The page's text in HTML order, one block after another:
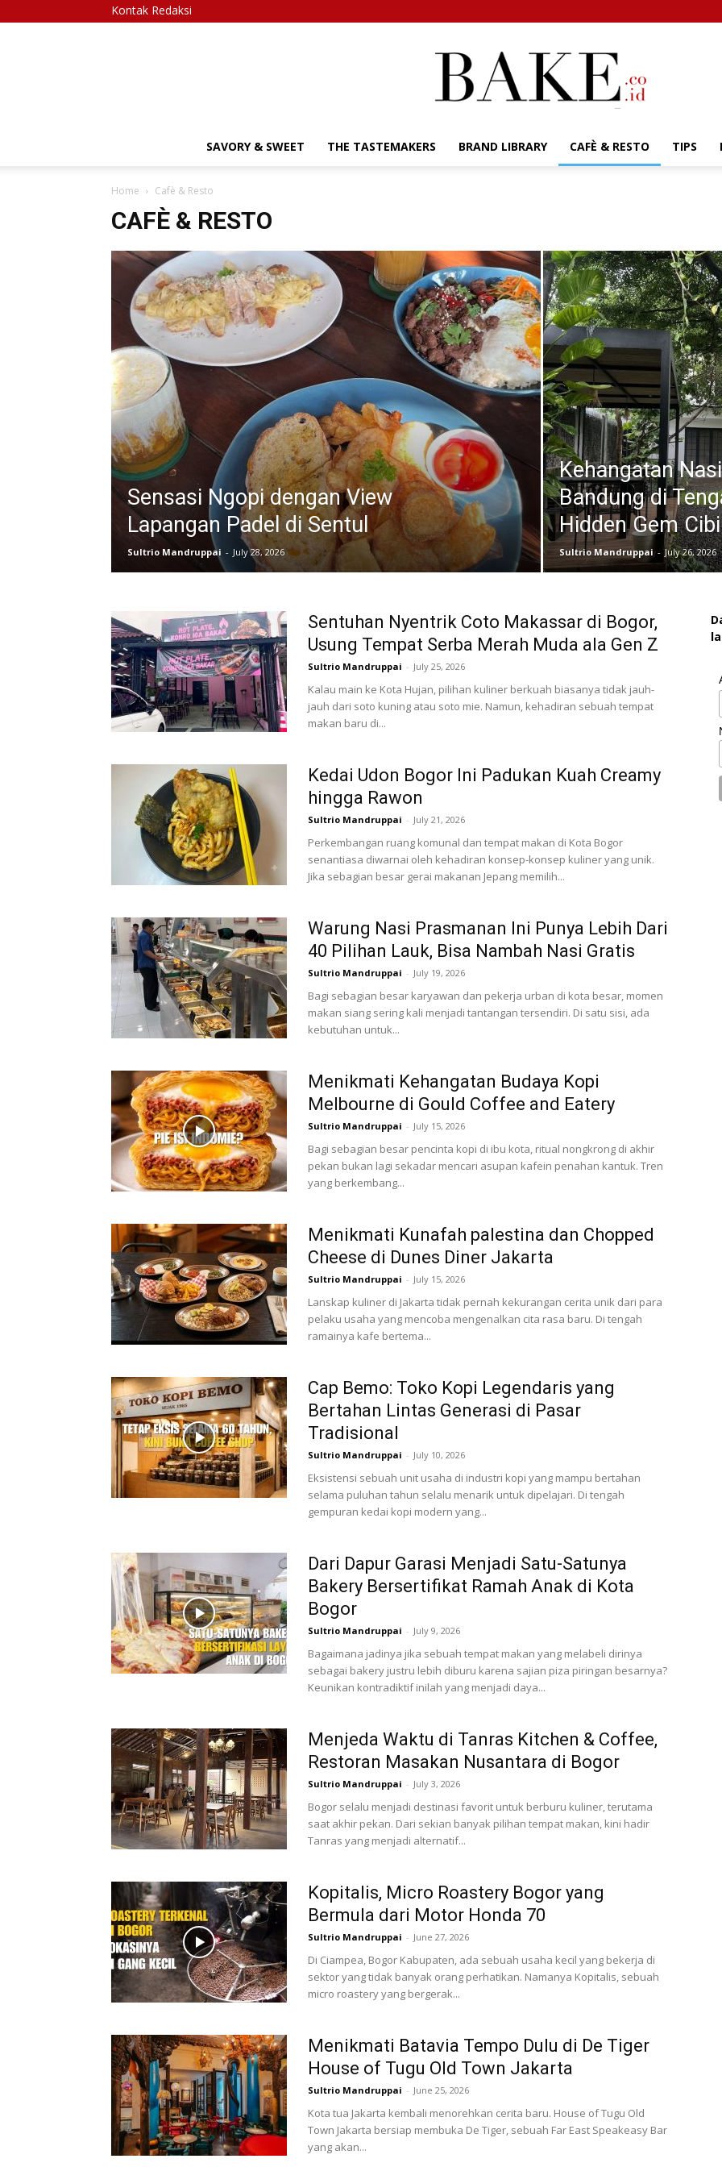
Kontak Redaksi
Bake.co.id
SAVORY & SWEET THE TASTEMAKERS BRAND LIBRARY CAFÈ & RESTO TIPS
Home Cafè & Resto
CAFÈ & RESTO
Sensasi Ngopi dengan View
Lapangan Padel di Sentul
Sultrio Mandruppai - July 28, 2026
Kehangatan
Bandung di
Hidden Gem
Sultrio Mandruppai - July 26, 2026
Sentuhan Nyentrik Coto Makassar di Bogor,
Usung Tempat Serba Merah Muda ala Gen Z
Sultrio Mandruppai - July 25, 2026
Kalau main ke Kota Hujan, pilihan kuliner berkuah biasanya tidak jauh-
jauh dari soto kuning atau soto mie. Namun, kehadiran sebuah tempat
makan baru di...
Kedai Udon Bogor Ini Padukan Kuah Creamy
hingga Rawon
Sultrio Mandruppai - July 21, 2026
Perkembangan ruang komunal dan tempat makan di Kota Bogor
senantiasa diwarnai oleh kehadiran konsep-konsep kuliner yang unik.
Jika sebagian besar gerai makanan Jepang memilih...
Warung Nasi Prasmanan Ini Punya Lebih Dari
40 Pilihan Lauk, Bisa Nambah Nasi Gratis
Sultrio Mandruppai - July 19, 2026
Bagi sebagian besar karyawan dan pekerja urban di kota besar, momen
makan siang sering kali menjadi tantangan tersendiri. Di satu sisi, ada
kebutuhan untuk...
Menikmati Kehangatan Budaya Kopi
Melbourne di Gould Coffee and Eatery
Sultrio Mandruppai - July 15, 2026
Bagi sebagian besar pencinta kopi di ibu kota, ritual nongkrong di akhir
pekan bukan lagi sekadar mencari asupan kafein penahan kantuk. Tren
yang berkembang...
Menikmati Kunafah palestina dan Chopped
Cheese di Dunes Diner Jakarta
Sultrio Mandruppai - July 15, 2026
Lanskap kuliner di Jakarta tidak pernah kekurangan cerita unik dari para
pelaku usaha yang mencoba mengenalkan cita rasa baru. Di tengah
ramainya kafe bertema...
Cap Bemo: Toko Kopi Legendaris yang
Bertahan Lintas Generasi di Pasar
Tradisional
Sultrio Mandruppai - July 10, 2026
Eksistensi sebuah unit usaha di industri kopi yang mampu bertahan
selama puluhan tahun selalu menarik untuk dipelajari. Di tengah
gempuran kedai kopi modern yang...
Dari Dapur Garasi Menjadi Satu-Satunya
Bakery Bersertifikat Ramah Anak di Kota
Bogor
Sultrio Mandruppai - July 9, 2026
Bagaimana jadinya jika sebuah tempat makan yang melabeli dirinya
sebagai bakery justru lebih diburu karena sajian piza piringan besarnya?
Keunikan kontradiktif inilah yang menjadi daya...
Menjeda Waktu di Tanras Kitchen & Coffee,
Restoran Masakan Nusantara di Bogor
Sultrio Mandruppai - July 3, 2026
Bogor selalu menjadi destinasi favorit untuk berburu kuliner, terutama
saat akhir pekan. Dari sekian banyak pilihan tempat makan, kini hadir
Tanras yang menjadi alternatif...
Kopitalis, Micro Roastery Bogor yang
Bermula dari Motor Honda 70
Sultrio Mandruppai - June 27, 2026
Di Ciampea, Bogor Kabupaten, ada sebuah usaha kecil yang bekerja di
sektor yang tidak banyak orang perhatikan. Namanya Kopitalis, sebuah
micro roastery yang bergerak...
Menikmati Batavia Tempo Dulu di De Tiger
House of Tugu Old Town Jakarta
Sultrio Mandruppai - June 25, 2026
Kota tua Jakarta kembali menorehkan cerita baru. House of Tugu Old
Town Jakarta bersiap membuka De Tiger, sebuah Far East Speakeasy Bar
yang akan...